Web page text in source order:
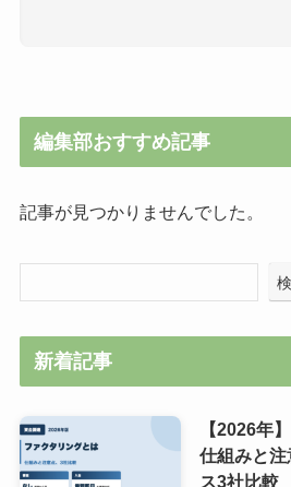
編集部おすすめ記事
記事が見つかりませんでした。
新着記事
【2026年
仕組みと
ス3社比較